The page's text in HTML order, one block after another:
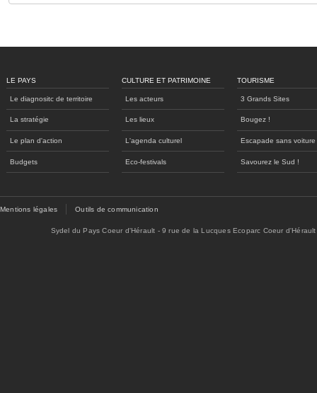
LE PAYS
Le diagnositc de territoire
La stratégie
Le plan d'action
Budgets
CULTURE ET PATRIMOINE
Les acteurs
Les lieux
L'agenda culturel
Eco-festivals
TOURISME
3 Grands Sites
Bougez !
Escapade sans voiture
Savourez le Sud !
Mentions légales Outils de communication
Sydel du Pays Coeur d'Hérault - 9 rue de la Lucques Ecoparc Coeur